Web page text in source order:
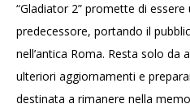
“Gladiator 2” promette di
predecessore, portando il
nell’antica Roma. Resta solo da
ulteriori aggiornamenti e
destinata a rimanere nella